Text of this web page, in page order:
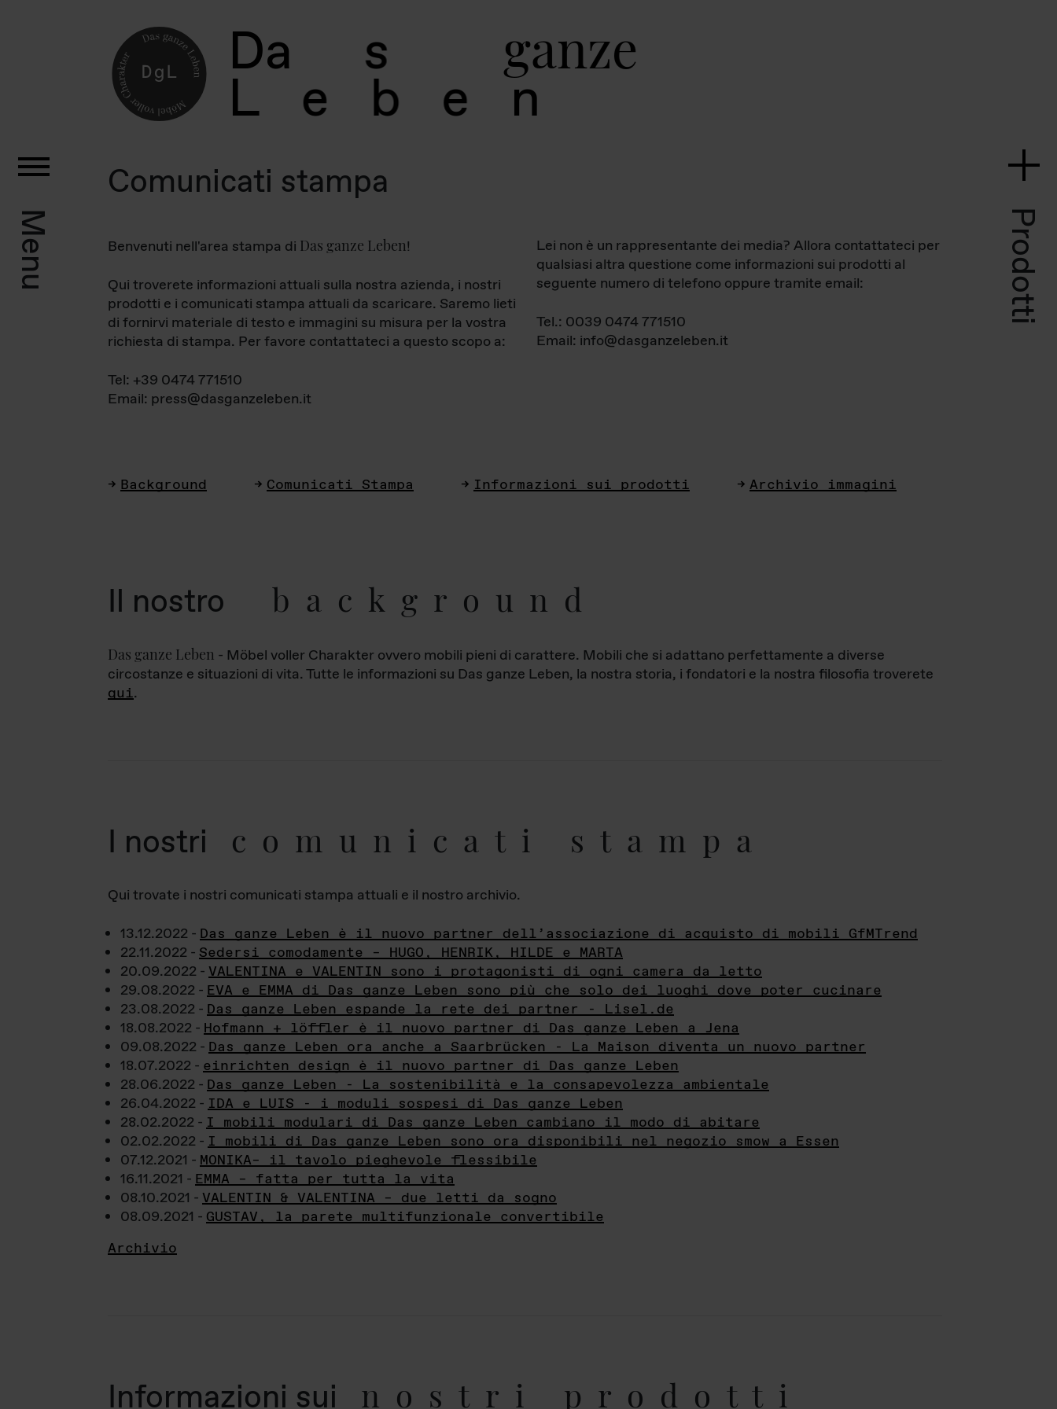
Da s ganz
L e b
Menu Prodotti
Comunicati stampa
Benvenuti nell'area stampa di Das ganze Leben!
Qui troverete informazioni attuali sulla nostra azienda, i nostri
prodotti e i comunicati stampa attuali da scaricare. Saremo lieti
di fornirvi materiale di testo e immagini su misura per la vostra
richiesta di stampa. Per favore contattateci a questo scopo a:
Tel: +39 0474 771510
Email: press@dasganzeleben.it
Lei non è un rappresentante dei media? Allora contattateci per
qualsiasi altra questione come informazioni sui prodotti al
seguente numero di telefono oppure tramite email:
Tel.: 0039 0474 771510
Email: info@dasganzeleben.it
Background Comunicati Stampa Informazioni sui prodotti Archivio immagini
Il nostro background
Das ganze Leben - Möbel voller Charakter ovvero mobili pieni di carattere. Mobili che si adattano perfettamente a diverse
circostanze e situazioni di vita. Tutte le informazioni su Das ganze Leben, la nostra storia, i fondatori e la nostra filosofia troverete
qui.
I nostri comunicati stampa
Qui trovate i nostri comunicati stampa attuali e il nostro archivio.
13.12.2022 - Das ganze Leben è il nuovo partner dell’associazione di acquisto di mobili GfMTrend
22.11.2022 - Sedersi comodamente – HUGO, HENRIK, HILDE e MARTA
20.09.2022 - VALENTINA e VALENTIN sono i protagonisti di ogni camera da letto
29.08.2022 - EVA e EMMA di Das ganze Leben sono più che solo dei luoghi dove poter cucinare
23.08.2022 - Das ganze Leben espande la rete dei partner - Lisel.de
18.08.2022 - Hofmann + löffler è il nuovo partner di Das ganze Leben a Jena
09.08.2022 - Das ganze Leben ora anche a Saarbrücken - La Maison diventa un nuovo partner
18.07.2022 - einrichten design è il nuovo partner di Das ganze Leben
28.06.2022 - Das ganze Leben - La sostenibilità e la consapevolezza ambientale
26.04.2022 - IDA e LUIS - i moduli sospesi di Das ganze Leben
28.02.2022 - I mobili modulari di Das ganze Leben cambiano il modo di abitare
02.02.2022 - I mobili di Das ganze Leben sono ora disponibili nel negozio smow a Essen
07.12.2021 - MONIKA– il tavolo pieghevole flessibile
16.11.2021 - EMMA – fatta per tutta la vita
08.10.2021 - VALENTIN & VALENTINA – due letti da sogno
08.09.2021 - GUSTAV, la parete multifunzionale convertibile
Archivio
Informazioni sui nostri prodotti